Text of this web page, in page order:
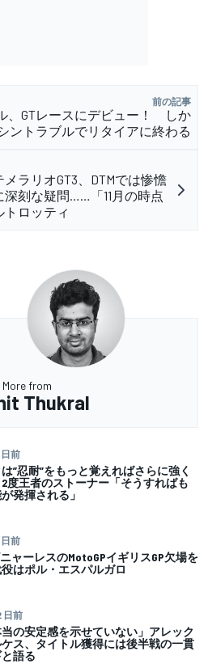
前の記事
、GTレースにデビュー！ しか
ントラブルでリタイアに終わる
ラリオGT3、DTMでは惨憺
刻な疑問……「11月の時点
ロッティ
More from
Thukral
日前
”忍耐”をもっと覚えればさらに強く
王者のストーナー「そうすればも
発揮される」
日前
ャーレスのMotoGPイギリスGP欠場を
はポル・エスパルガロ
日前
当の安定感を示せていない」アレック
ス、タイトル獲得には後半戦の一貫
語る